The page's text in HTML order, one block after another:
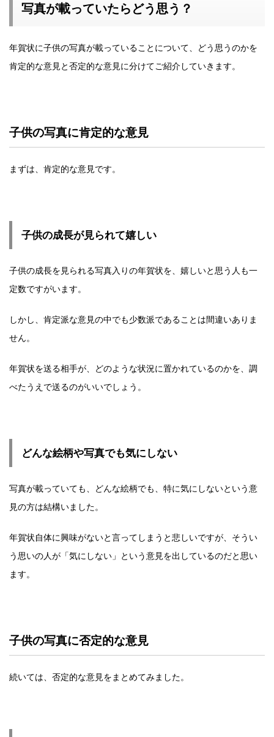
写真が載っていたらどう思う？
年賀状に子供の写真が載っていることについて、どう思うのかを
肯定的な意見と否定的な意見に分けてご紹介していきます。
子供の写真に肯定的な意見
まずは、肯定的な意見です。
子供の成長が見られて嬉しい
子供の成長を見られる写真入りの年賀状を、嬉しいと思う人も一
定数ですがいます。
しかし、肯定派な意見の中でも少数派であることは間違いありま
せん。
年賀状を送る相手が、どのような状況に置かれているのかを、調
べたうえで送るのがいいでしょう。
どんな絵柄や写真でも気にしない
写真が載っていても、どんな絵柄でも、特に気にしないという意
見の方は結構いました。
年賀状自体に興味がないと言ってしまうと悲しいですが、そうい
う思いの人が「気にしない」という意見を出しているのだと思い
ます。
子供の写真に否定的な意見
続いては、否定的な意見をまとめてみました。